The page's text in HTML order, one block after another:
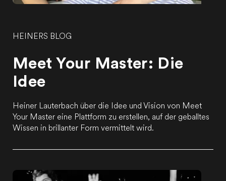
HEINERS BLOG
Meet Your Master: Die
Idee
Heiner Lauterbach über die Idee und Vision von Meet
Your Master eine Plattform zu erstellen, auf der geballtes
Wissen in brillanter Form vermittelt wird.